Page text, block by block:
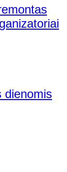
dienomis